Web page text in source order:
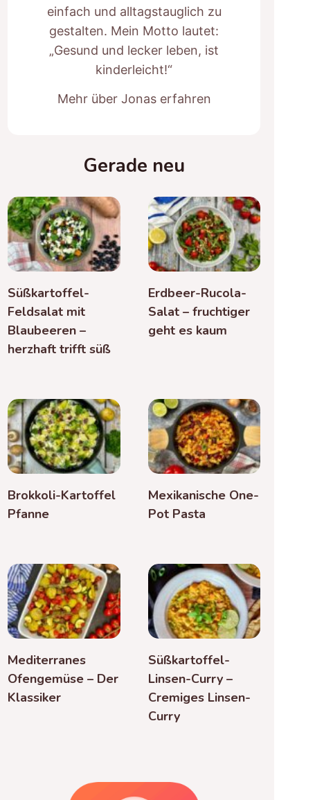
einfach und alltagstauglich zu
gestalten. Mein Motto lautet:
„Gesund und lecker leben, ist
kinderleicht!“
Mehr über Jonas erfahren
Gerade neu
Süßkartoffel-
Feldsalat mit
Blaubeeren –
herzhaft trifft süß
Erdbeer-Rucola-
Salat – fruchtiger
geht es kaum
Brokkoli-Kartoffel
Pfanne
Mexikanische One-
Pot Pasta
Mediterranes
Ofengemüse – Der
Klassiker
Süßkartoffel-
Linsen-Curry –
Cremiges Linsen-
Curry